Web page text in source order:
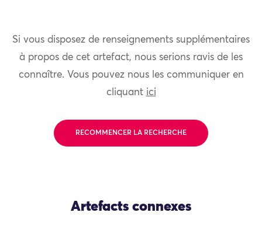
Si vous disposez de renseignements supplémentaires
à propos de cet artefact, nous serions ravis de les
connaître. Vous pouvez nous les communiquer en
cliquant ici
RECOMMENCER LA RECHERCHE
Artefacts connexes